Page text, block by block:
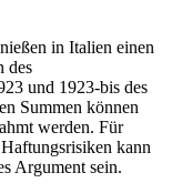
in Italien einen
des
und 1923-bis des
Summen können
werden. Für
kann
Argument sein.